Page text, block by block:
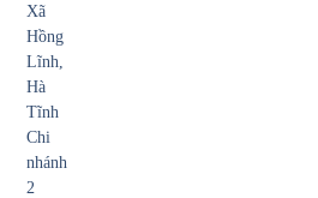
Xã
Hồng
Lĩnh,
Hà
Tĩnh
Chi
nhánh
2